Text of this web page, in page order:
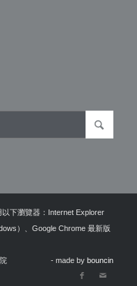
下瀏覽器：Internet Explorer
）、Google Chrome 最新版
- made bybouncin